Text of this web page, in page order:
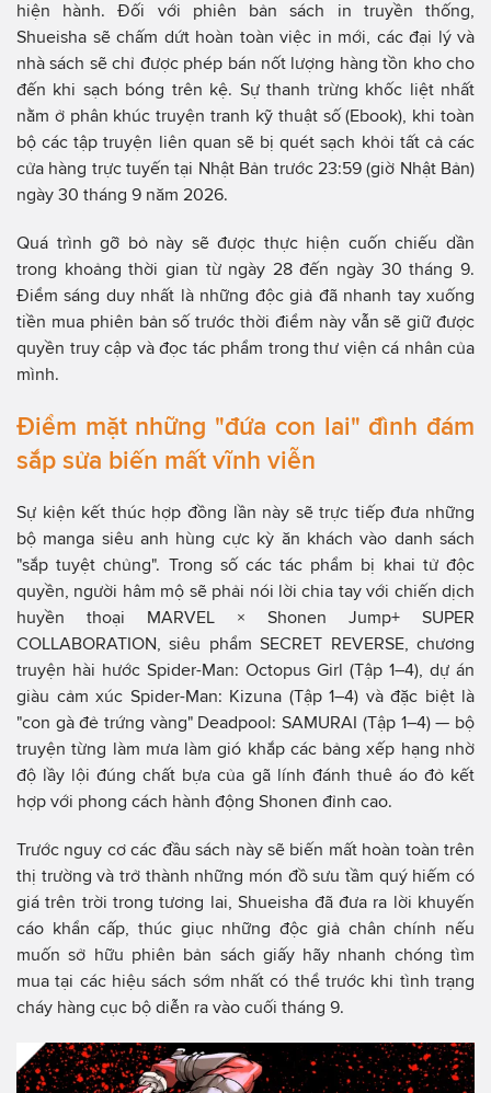
hiện hành. Đối với phiên bản sách in truyền thống,
Shueisha sẽ chấm dứt hoàn toàn việc in mới, các đại lý và
nhà sách sẽ chỉ được phép bán nốt lượng hàng tồn kho cho
đến khi sạch bóng trên kệ. Sự thanh trừng khốc liệt nhất
nằm ở phân khúc truyện tranh kỹ thuật số (Ebook), khi toàn
bộ các tập truyện liên quan sẽ bị quét sạch khỏi tất cả các
cửa hàng trực tuyến tại Nhật Bản trước 23:59 (giờ Nhật Bản)
ngày 30 tháng 9 năm 2026.
Quá trình gỡ bỏ này sẽ được thực hiện cuốn chiếu dần
trong khoảng thời gian từ ngày 28 đến ngày 30 tháng 9.
Điểm sáng duy nhất là những độc giả đã nhanh tay xuống
tiền mua phiên bản số trước thời điểm này vẫn sẽ giữ được
quyền truy cập và đọc tác phẩm trong thư viện cá nhân của
mình.
Điểm mặt những "đứa con lai" đình đám
sắp sửa biến mất vĩnh viễn
Sự kiện kết thúc hợp đồng lần này sẽ trực tiếp đưa những
bộ manga siêu anh hùng cực kỳ ăn khách vào danh sách
"sắp tuyệt chủng". Trong số các tác phẩm bị khai tử độc
quyền, người hâm mộ sẽ phải nói lời chia tay với chiến dịch
huyền thoại MARVEL × Shonen Jump+ SUPER
COLLABORATION, siêu phẩm SECRET REVERSE, chương
truyện hài hước Spider-Man: Octopus Girl (Tập 1–4), dự án
giàu cảm xúc Spider-Man: Kizuna (Tập 1–4) và đặc biệt là
"con gà đẻ trứng vàng" Deadpool: SAMURAI (Tập 1–4) — bộ
truyện từng làm mưa làm gió khắp các bảng xếp hạng nhờ
độ lầy lội đúng chất bựa của gã lính đánh thuê áo đỏ kết
hợp với phong cách hành động Shonen đỉnh cao.
Trước nguy cơ các đầu sách này sẽ biến mất hoàn toàn trên
thị trường và trở thành những món đồ sưu tầm quý hiếm có
giá trên trời trong tương lai, Shueisha đã đưa ra lời khuyến
cáo khẩn cấp, thúc giục những độc giả chân chính nếu
muốn sở hữu phiên bản sách giấy hãy nhanh chóng tìm
mua tại các hiệu sách sớm nhất có thể trước khi tình trạng
cháy hàng cục bộ diễn ra vào cuối tháng 9.